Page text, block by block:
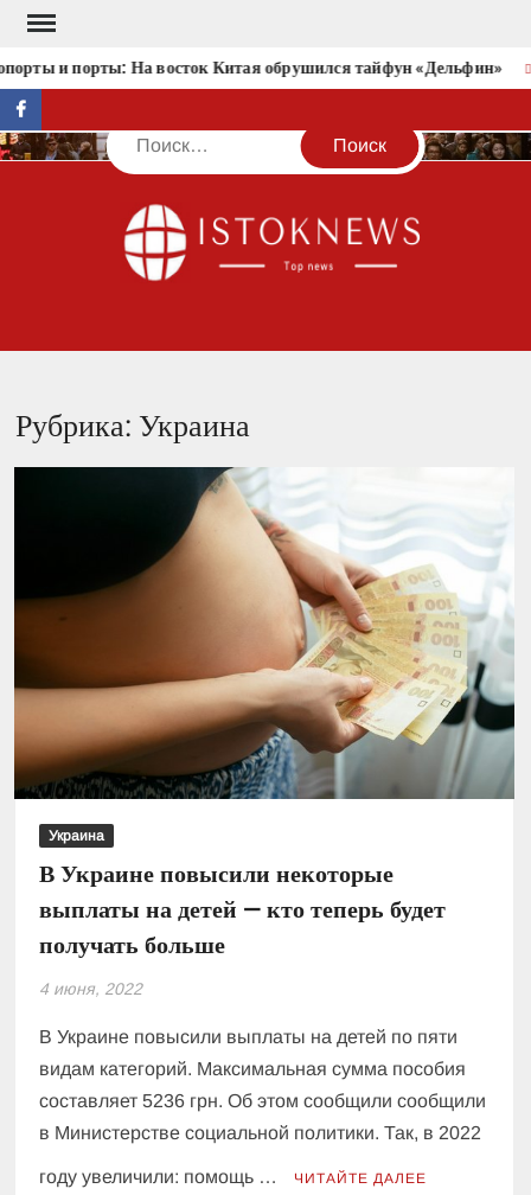
Перейти
содержимому
и порты: На восток Китая обрушился тайфун «Дельфин»
facebook
Поиск
Рубрика:Украина
Украина
В Украине повысили некоторые
выплаты на детей — кто теперь будет
получать больше
4 июня, 2022
В Украине повысили выплаты на детей по пяти
видам категорий. Максимальная сумма пособия
составляет 5236 грн. Об этом сообщили сообщили
в Министерстве социальной политики. Так, в 2022
году увеличили: помощь … ЧИТАЙТЕ ДАЛЕЕ